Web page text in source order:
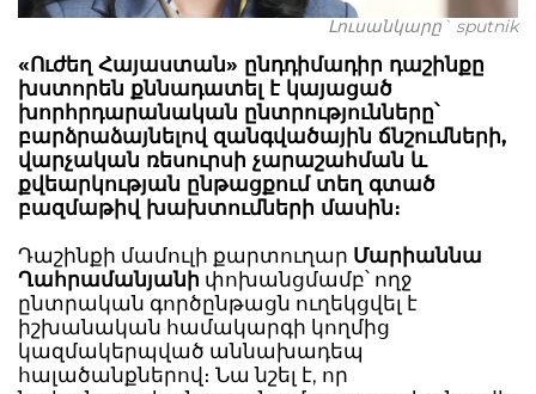
Լուսանկարը` sputnik
«Ուժեղ Հայաստան» ընդդիմադիր դաշինքը
խստորեն քննադատել է կայացած
խորհրդարանական ընտրությունները՝
բարձրաձայնելով զանգվածային ճնշումների,
վարչական ռեսուրսի չարաշահման և
քվեարկության ընթացքում տեղ գտած
բազմաթիվ խախտումների մասին։
Դաշինքի մամուլի քարտուղար Մարիաննա
Ղահրամանյանի փոխանցմամբ՝ ողջ
ընտրական գործընթացն ուղեկցվել է
իշխանական համակարգի կողմից
կազմակերպված աննախադեպ
հալածանքներով։ Նա նշել է, որ